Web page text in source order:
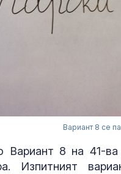
Вариант 8 се
Вариант 8 на 41-
Изпитният